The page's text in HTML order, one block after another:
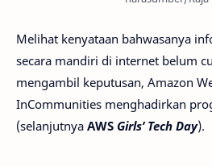
Melihat kenyataan bahwasanya
secara mandiri di internet belum
mengambil keputusan, Amazon
InCommunities menghadirkan
(selanjutnya AWS Girls’ Tech Day).